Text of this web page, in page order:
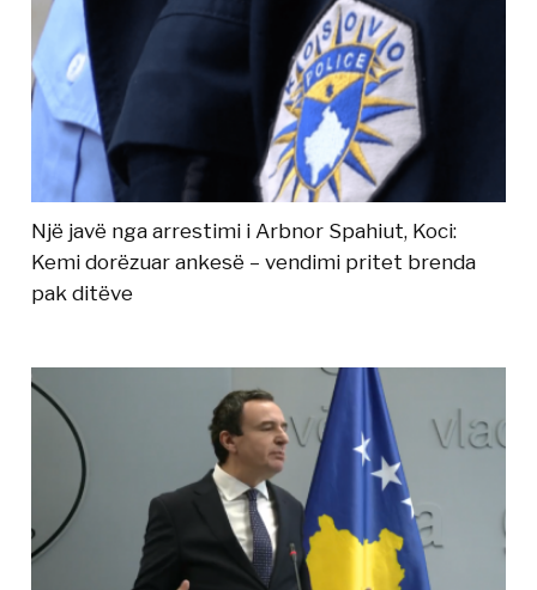
Një javë nga arrestimi i Arbnor Spahiut, Koci:
Kemi dorëzuar ankesë – vendimi pritet brenda
pak ditëve